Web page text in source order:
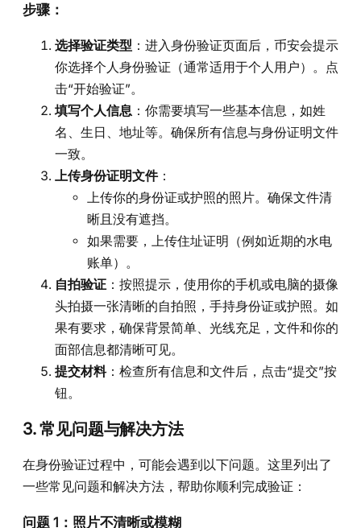
步骤：
选择验证类型 ：进入身份验证页面后，币安会提示
你选择个人身份验证（通常适用于个人用户）。点
击“开始验证”。
填写个人信息 ：你需要填写一些基本信息，如姓
名、生日、地址等。确保所有信息与身份证明文件
一致。
上传身份证明文件：
上传你的身份证或护照的照片。确保文件清
晰且没有遮挡。
如果需要，上传住址证明（例如近期的水电
账单）。
自拍验证 ：按照提示，使用你的手机或电脑的摄像
头拍摄一张清晰的自拍照，手持身份证或护照。如
果有要求，确保背景简单、光线充足，文件和你的
面部信息都清晰可见。
提交材料：检查所有信息和文件后，点击“提交”按
钮。
3.常见问题与解决方法
在身份验证过程中，可能会遇到以下问题。这里列出了
一些常见问题和解决方法，帮助你顺利完成验证：
问题 1：照片不清晰或模糊